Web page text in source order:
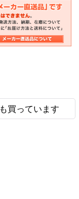
買っています